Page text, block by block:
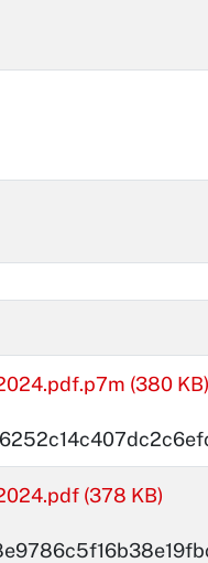
(380 KB)
(378 KB)